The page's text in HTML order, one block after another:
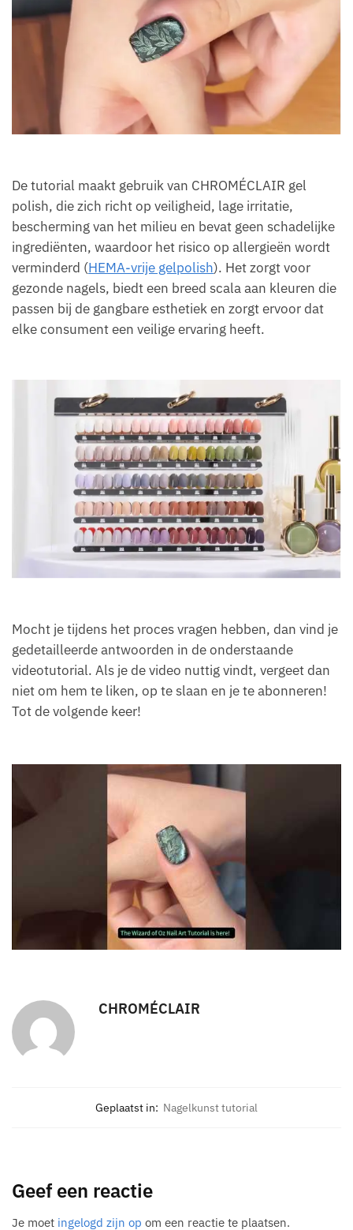
De tutorial maakt gebruik van CHROMÉCLAIR gel
polish, die zich richt op veiligheid, lage irritatie,
bescherming van het milieu en bevat geen schadelijke
ingrediënten, waardoor het risico op allergieën wordt
verminderd (HEMA-vrije gelpolish). Het zorgt voor
gezonde nagels, biedt een breed scala aan kleuren die
passen bij de gangbare esthetiek en zorgt ervoor dat
elke consument een veilige ervaring heeft.
Mocht je tijdens het proces vragen hebben, dan vind je
gedetailleerde antwoorden in de onderstaande
videotutorial. Als je de video nuttig vindt, vergeet dan
niet om hem te liken, op te slaan en je te abonneren!
Tot de volgende keer!
CHROMÉCLAIR
Geplaatst in: Nagelkunst tutorial
Geef een reactie
Je moet ingelogd zijn op om een reactie te plaatsen.